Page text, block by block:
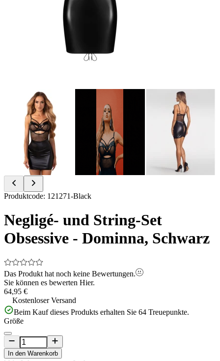
Item
of
Produktcode: 121271-Black
Negligé- und String-Set
Obsessive - Dominna, Schwarz
Das Produkt hat noch keine Bewertungen.
Sie können es bewerten Hier.
64,95 €
Kostenloser Versand
Beim Kauf dieses Produkts erhalten Sie 64 Treuepunkte.
Größe
In den Warenkorb